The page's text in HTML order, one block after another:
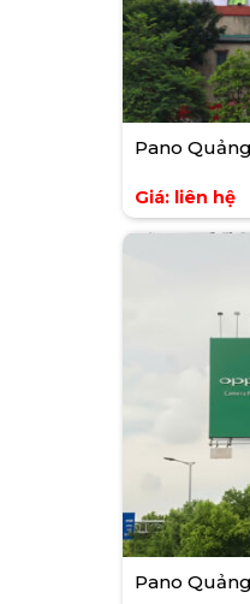
Pano
Giá: liên hệ
Pano